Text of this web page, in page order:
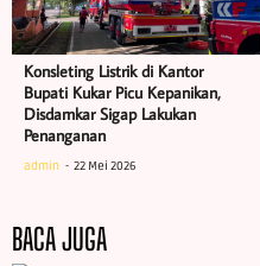
Konsleting Listrik di Kantor
Bupati Kukar Picu Kepanikan,
Disdamkar Sigap Lakukan
Penanganan
admin 22 Mei 2026
BACA JUGA